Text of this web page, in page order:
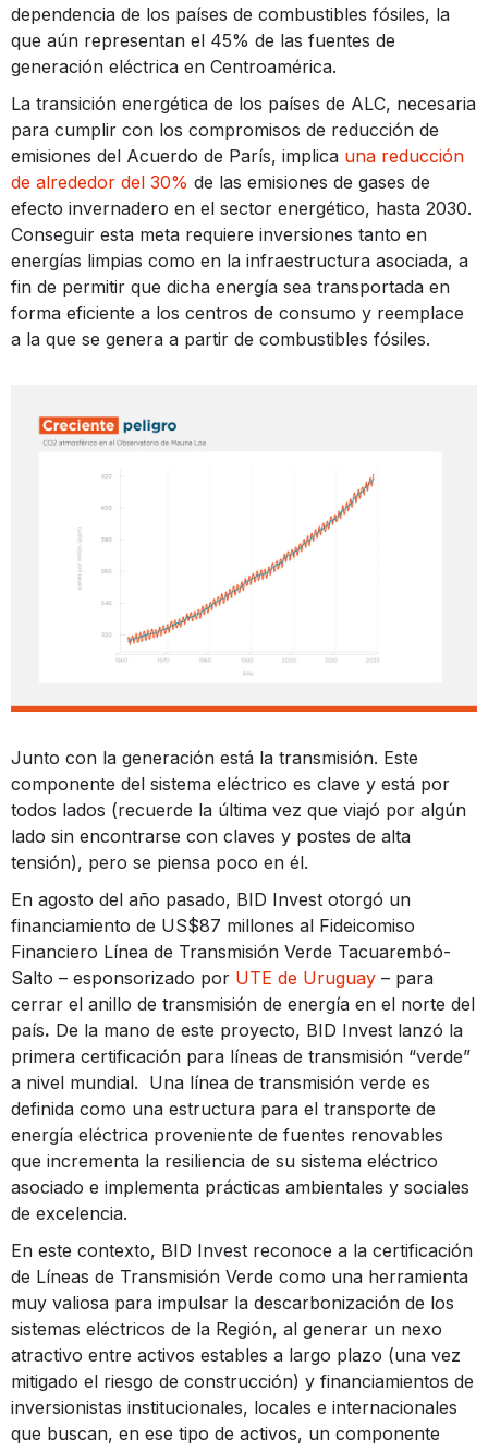
dependencia de los países de combustibles fósiles, la
que aún representan el 45% de las fuentes de
generación eléctrica en Centroamérica.
La transición energética de los países de ALC, necesaria
para cumplir con los compromisos de reducción de
emisiones del Acuerdo de París, implica una reducción
de alrededor del 30% de las emisiones de gases de
efecto invernadero en el sector energético, hasta 2030.
Conseguir esta meta requiere inversiones tanto en
energías limpias como en la infraestructura asociada, a
fin de permitir que dicha energía sea transportada en
forma eficiente a los centros de consumo y reemplace
a la que se genera a partir de combustibles fósiles.
Junto con la generación está la transmisión. Este
componente del sistema eléctrico es clave y está por
todos lados (recuerde la última vez que viajó por algún
lado sin encontrarse con claves y postes de alta
tensión), pero se piensa poco en él.
En agosto del año pasado, BID Invest otorgó un
financiamiento de US$87 millones al Fideicomiso
Financiero Línea de Transmisión Verde Tacuarembó-
Salto – esponsorizado por UTE de Uruguay – para
cerrar el anillo de transmisión de energía en el norte del
país. De la mano de este proyecto, BID Invest lanzó la
primera certificación para líneas de transmisión “verde”
a nivel mundial. Una línea de transmisión verde es
definida como una estructura para el transporte de
energía eléctrica proveniente de fuentes renovables
que incrementa la resiliencia de su sistema eléctrico
asociado e implementa prácticas ambientales y sociales
de excelencia.
En este contexto, BID Invest reconoce a la certificación
de Líneas de Transmisión Verde como una herramienta
muy valiosa para impulsar la descarbonización de los
sistemas eléctricos de la Región, al generar un nexo
atractivo entre activos estables a largo plazo (una vez
mitigado el riesgo de construcción) y financiamientos de
inversionistas institucionales, locales e internacionales
que buscan, en ese tipo de activos, un componente